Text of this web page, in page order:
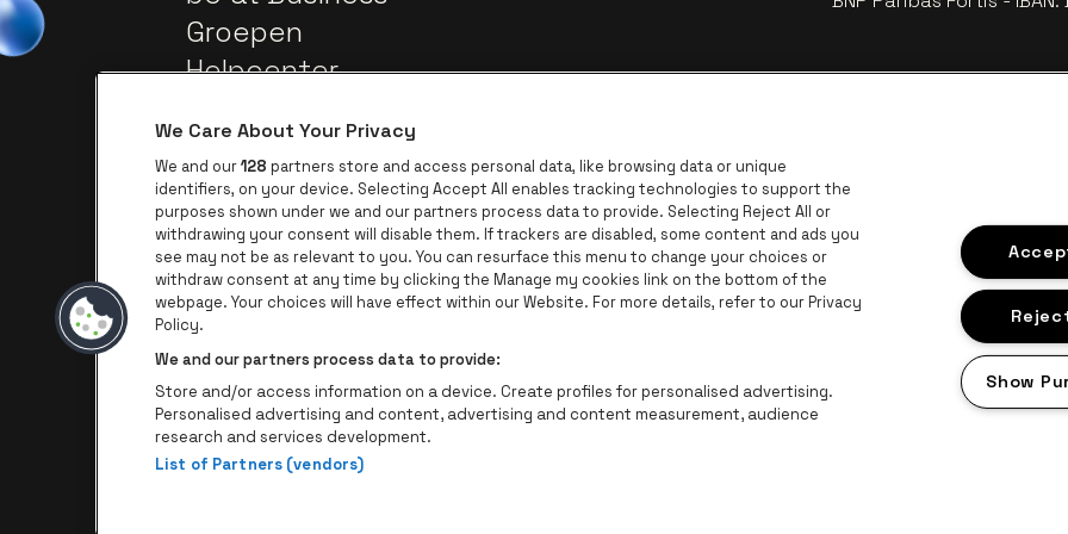
Groepen
Helpcenter
Ga naar de website van Provincie AntwerpenGa naar de website van Europcar
Ga naar de website van
Ga naar de website van Het logo van Aperol
Ga naar de website van Champagne Pommery
Ga naar de website van Het logo van
Ga naar de
We Care About Your Privacy
We and our128 partners store and access personal data, like browsing data or unique
identifiers, on your device. Selecting Accept All enables tracking technologies to support the
purposes shown under we and our partners process data to provide. Selecting Reject All or
withdrawing your consent will disable them. If trackers are disabled, some content and ads you
see may not be as relevant to you. You can resurface this menu to change your choices or
withdraw consent at any time by clicking the Manage my cookies link on the bottom of the
webpage. Your choices will have effect within our Website. For more details, refer to our Privacy
Policy.
We and our partners process data to provide:
Store and/or access information on a device. Create profiles for personalised advertising.
Personalised advertising and content, advertising and content measurement, audience
research and services development.
List of Partners (vendors)
Show